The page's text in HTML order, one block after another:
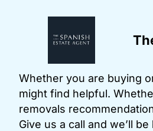
Whether you are buying
might find helpful.
removals
Give us a call and we’ll